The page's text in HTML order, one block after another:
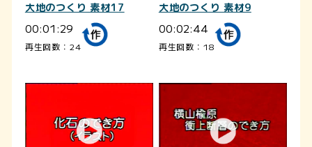
大地のつくり 素材17
00:01:29
再生回数：24
大地のつくり 素材9
00:02:44
再生回数：18